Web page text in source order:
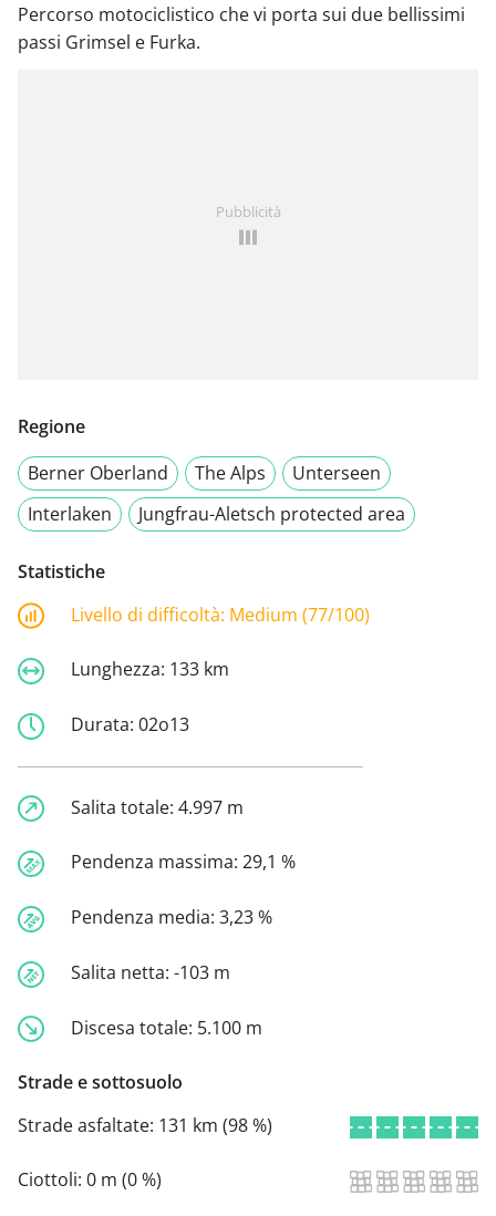
Percorso motociclistico che vi porta sui due bellissimi
passi Grimsel e Furka.
Pubblicità
Regione
Berner Oberland
The Alps
Unterseen
Interlaken
Jungfrau-Aletsch protected area
Statistiche
Livello di difficoltà: Medium (77/100)
Lunghezza: 133 km
Durata: 02o13
Salita totale: 4.997 m
Pendenza massima: 29,1 %
Pendenza media: 3,23 %
Salita netta: -103 m
Discesa totale: 5.100 m
Strade e sottosuolo
Strade asfaltate: 131 km (98 %)
Ciottoli: 0 m (0 %)